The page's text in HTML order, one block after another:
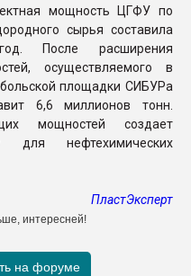
мощность ЦГФУ по
сырья составила
После расширения
осуществляемого в
площадки СИБУРа
6,6 миллионов тонн.
мощностей создает
нефтехимических
ПластЭксперт
интересней!